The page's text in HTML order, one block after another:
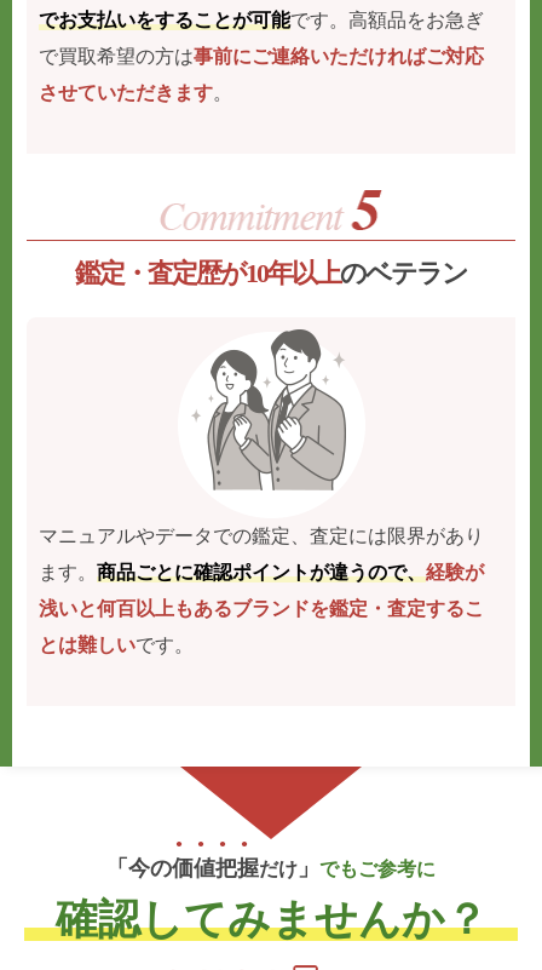
でお支払いをすることが可能です。高額品をお急ぎ
で買取希望の方は事前にご連絡いただければご対応
させていただきます。
鑑定・査定歴が10年以上のベテラン
マニュアルやデータでの鑑定、査定には限界があり
ます。商品ごとに確認ポイントが違うので、経験が
浅いと何百以上もあるブランドを鑑定・査定するこ
とは難しいです。
「今の価値把握だけ 」 でもご参考に
確認してみませんか？